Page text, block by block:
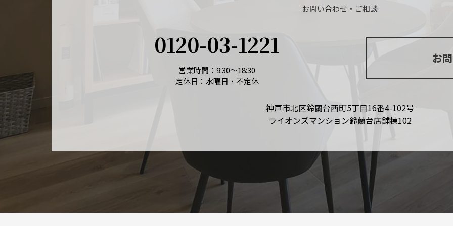
お問い合わせ・ご相談
0120-03-1221
営業時間：9:30～18:30
定休日：水曜日・不定休
お
神戸市北区鈴蘭台西町5丁目16番4-102号
ライオンズマンション鈴蘭台店舗棟102